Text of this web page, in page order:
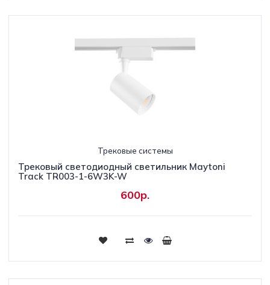
Трековые системы
Трековый светодиодный светильник Maytoni
Track TR003-1-6W3K-W
600р.